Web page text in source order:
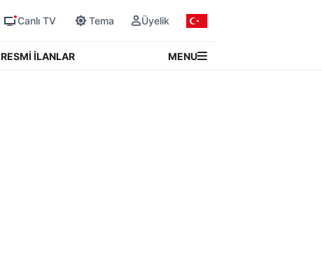
Canlı TV Tema Üyelik
RESMİ İLANLAR MENU